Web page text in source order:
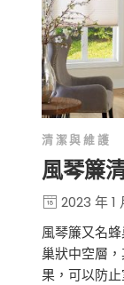
清潔與維護
風琴簾
2023 年 1
風琴簾又名
巢狀中空層
果，可以防